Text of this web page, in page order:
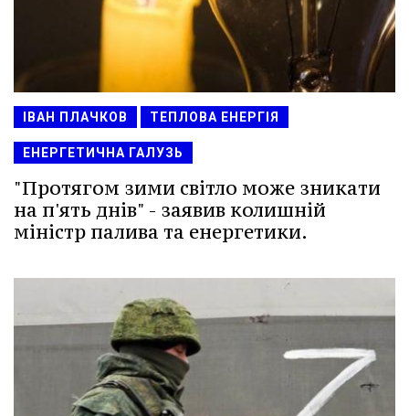
ІВАН ПЛАЧКОВ ТЕПЛОВА ЕНЕРГІЯ
ЕНЕРГЕТИЧНА ГАЛУЗЬ
"Протягом зими світло може зникати
на п'ять днів" - заявив колишній
міністр палива та енергетики.